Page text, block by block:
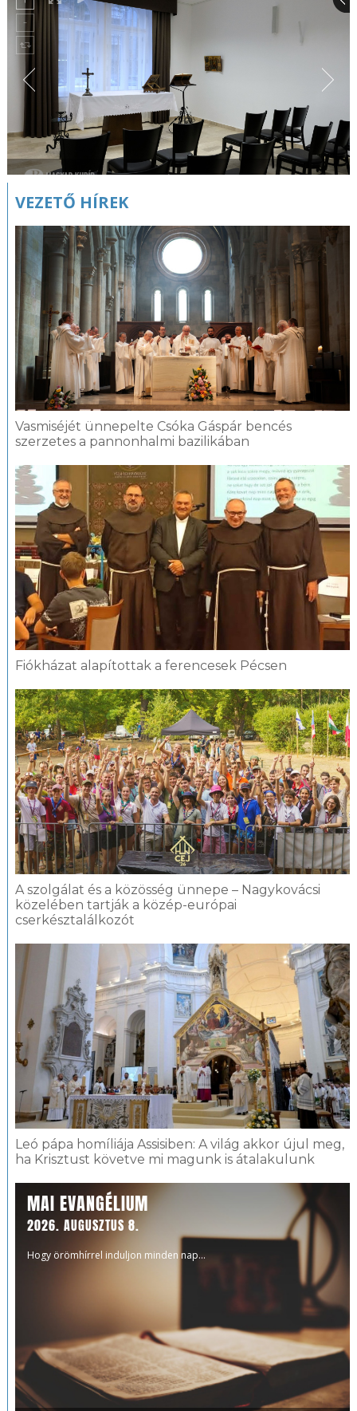
VEZETŐ HÍREK
Vasmiséjét ünnepelte Csóka Gáspár bencés
szerzetes a pannonhalmi bazilikában
Fiókházat alapítottak a ferencesek Pécsen
A szolgálat és a közösség ünnepe – Nagykovácsi
közelében tartják a közép-európai
cserkésztalálkozót
Leó pápa homíliája Assisiben: A világ akkor újul meg,
ha Krisztust követve mi magunk is átalakulunk
MAI EVANGÉLIUM
2026. AUGUSZTUS 8.
Hogy örömhírrel induljon minden nap...